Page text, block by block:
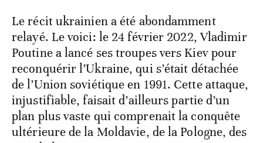
Le récit ukrainien a été abondamment
relayé. Le voici: le 24 février 2022, Vladimir
Poutine a lancé ses troupes vers Kiev pour
reconquérir l’Ukraine, qui s’était détachée
de l’Union soviétique en 1991. Cette attaque,
injustifiable, faisait d’ailleurs partie d’un
plan plus vaste qui comprenait la conquête
ultérieure de la Moldavie, de la Pologne, des